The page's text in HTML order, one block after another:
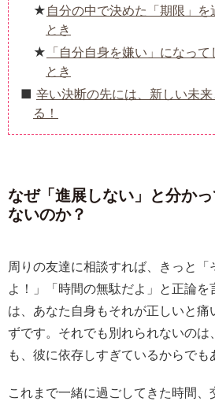
自分の中で決めた「期限」
とき
「自分自身を嫌い」になっ
とき
辛い決断の先には、新しい未
る！
なぜ「進展しない」と分か
ないのか？
周りの友達に相談すれば、きっと「
よ！」「時間の無駄だよ」と正論
は、あなた自身もそれが正しいと痛
ずです。それでも別れられないのは
も、彼に依存しすぎているからでも
これまで一緒に過ごしてきた時間